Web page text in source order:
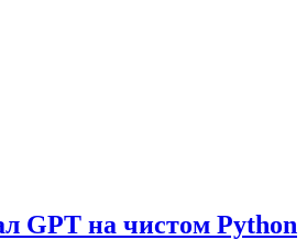
GPT на чистом Python